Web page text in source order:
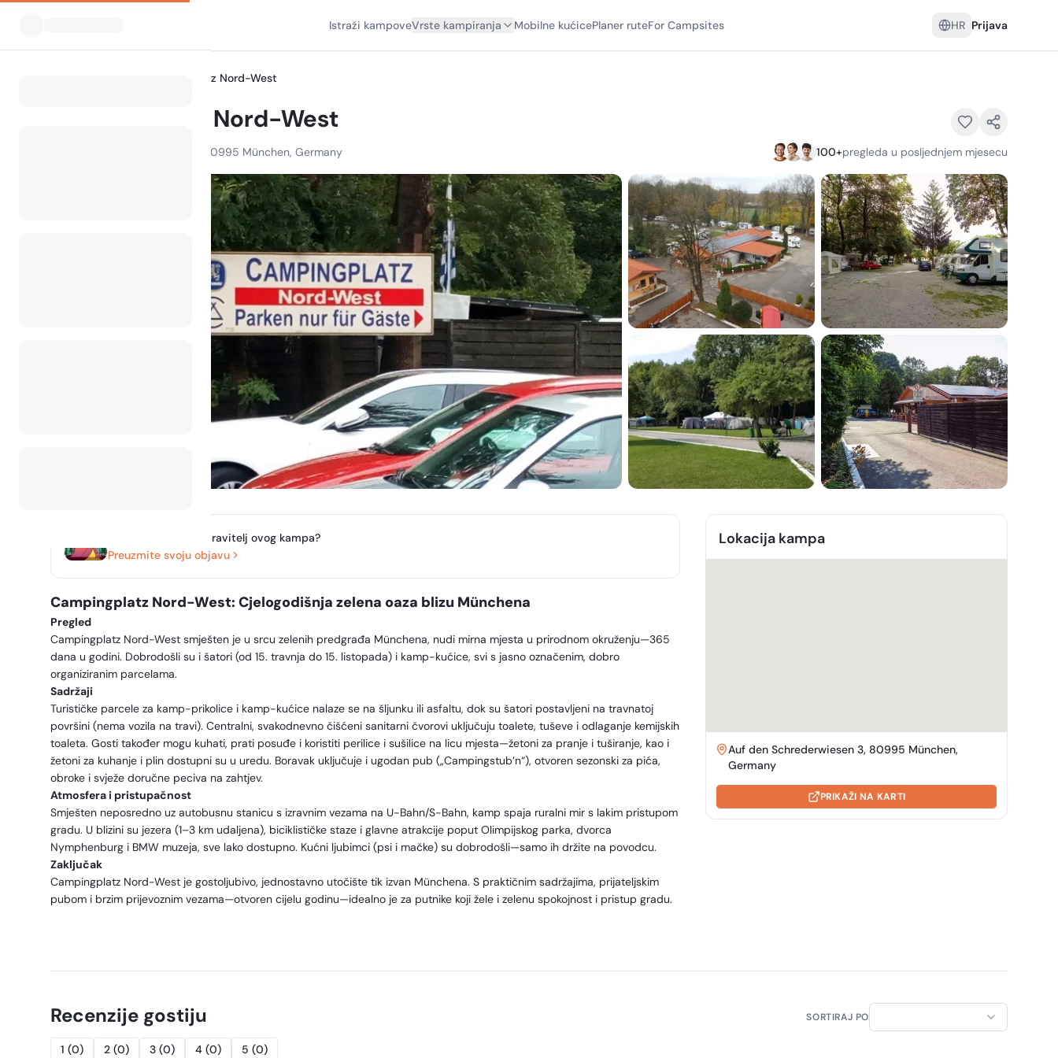
Istraži kampoveVrste kampiranja Mobilne kućicePlaner ruteFor Campsites HR Prijava
Campingplatz Nord-West
Campingplatz Nord-West
Auf den Schrederwiesen 3, 80995 München, Germany 100+pregleda u posljednjem mjesecu
Jeste li vlasnik ili upravitelj ovog kampa?
Preuzmite svoju objavu
Campingplatz Nord-West: Cjelogodišnja zelena oaza blizu Münchena
Pregled
Campingplatz Nord-West smješten je u srcu zelenih predgrađa Münchena, nudi mirna mjesta u prirodnom okruženju—365
dana u godini. Dobrodošli su i šatori (od 15. travnja do 15. listopada) i kamp-kućice, svi s jasno označenim, dobro
organiziranim parcelama.
Sadržaji
Turističke parcele za kamp-prikolice i kamp-kućice nalaze se na šljunku ili asfaltu, dok su šatori postavljeni na travnatoj
površini (nema vozila na travi). Centralni, svakodnevno čišćeni sanitarni čvorovi uključuju toalete, tuševe i odlaganje kemijskih
toaleta. Gosti također mogu kuhati, prati posuđe i koristiti perilice i sušilice na licu mjesta—žetoni za pranje i tuširanje, kao i
žetoni za kuhanje i plin dostupni su u uredu. Boravak uključuje i ugodan pub („Campingstub’n“), otvoren sezonski za pića,
obroke i svježe doručne peciva na zahtjev.
Atmosfera i pristupačnost
Smješten neposredno uz autobusnu stanicu s izravnim vezama na U-Bahn/S-Bahn, kamp spaja ruralni mir s lakim pristupom
gradu. U blizini su jezera (1–3 km udaljena), biciklističke staze i glavne atrakcije poput Olimpijskog parka, dvorca
Nymphenburg i BMW muzeja, sve lako dostupno. Kućni ljubimci (psi i mačke) su dobrodošli—samo ih držite na povodcu.
Zaključak
Campingplatz Nord-West je gostoljubivo, jednostavno utočište tik izvan Münchena. S praktičnim sadržajima, prijateljskim
pubom i brzim prijevoznim vezama—otvoren cijelu godinu—idealno je za putnike koji žele i zelenu spokojnost i pristup gradu.
Lokacija kampa
Auf den Schrederwiesen 3, 80995 München,
Germany
PRIKAŽI NA KARTI
Recenzije gostiju
1 (0) 2 (0) 3 (0) 4 (0) 5 (0)
SORTIRAJ PO